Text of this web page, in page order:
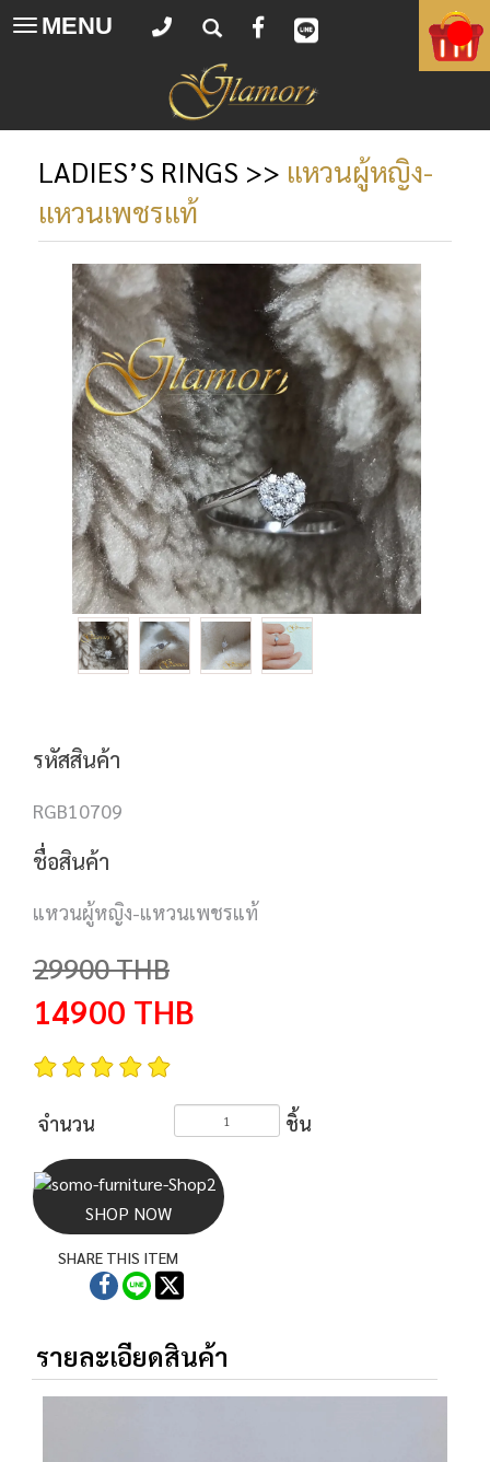
Toggle
MENU
LADIES’S RINGS >> แหวนผู้หญิง-
แหวนเพชรแท้
รหัสสินค้า
RGB10709
ชื่อสินค้า
แหวนผู้หญิง-แหวนเพชรแท้
29900THB
14900 THB
จำนวน ชิ้น
SHOP NOW
SHARE THIS ITEM
รายละเอียดสินค้า